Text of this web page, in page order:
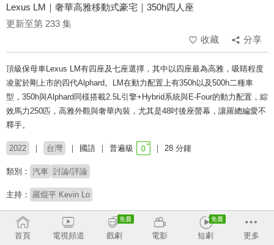
Lexus LM｜奢華高雅移動式豪宅｜350h四人座
更新至第 233 集
收藏
分享
頂級保母車Lexus LM有四座及七座選擇，其中以四座最為高雅，吸睛程度
凌駕於剛上市的四代Alphard。LM在動力配置上有350h以及500h二種車
型，350h與Alphard同樣搭載2.5L引擎+Hybrid系統與E-Four的動力配置，綜
效馬力250匹，高雅外觀與奢華內裝，尤其是48吋後座螢幕，讓羅總編愛不
釋手。
2022 台灣 國語 普遍級 28 分鐘
類別： 汽車 討論/評論
主持： 羅焜平 Kevin Lo
收回
首頁
電視頻道 戲劇 電影 短劇 更多